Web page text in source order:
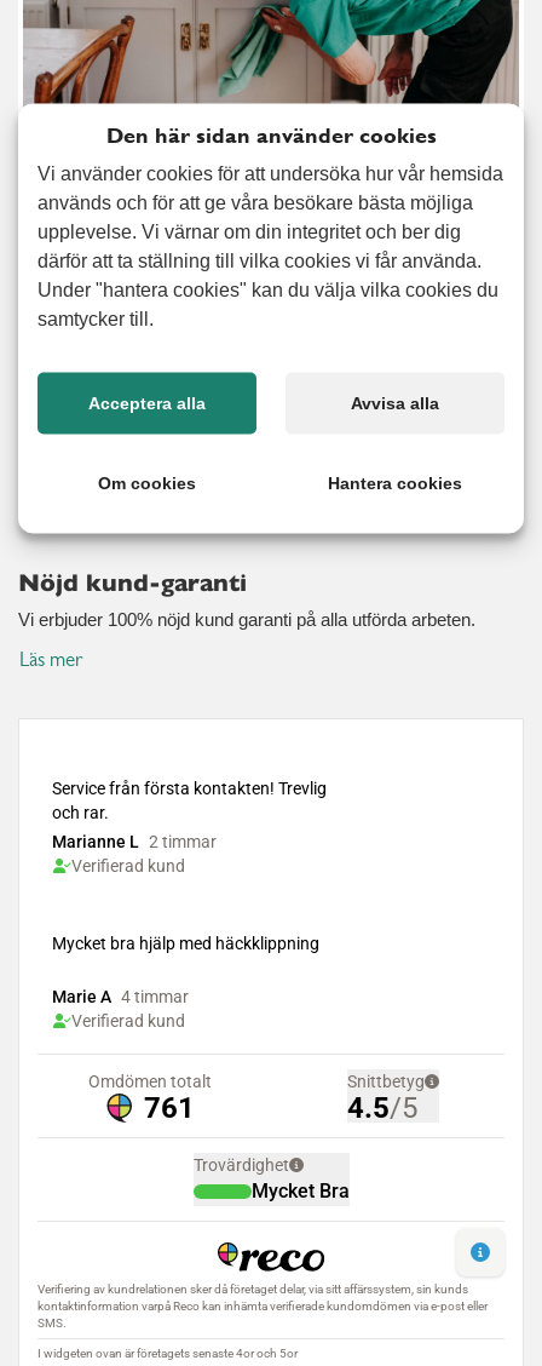
Nu är det dags att ta tag i allt det där som fått vänta under
en längre tid: storstädning, fönsterputsning och
hushållstjänster i allmänhet. Många byter boende och då
hjälper vi förstås till med flyttstädning. Med vår tjänst
att städa, handla och laga mat men också hjälp med att
stötta och ledsaga. Hemservice passar främst dig, eller en
anhörig, som inte längre har möjlighet att sköta
fram en lösning för just dina behov.
Nöjd kund-garanti
Vi erbjuder 100% nöjd kund garanti på alla utförda arbeten.
Läs mer
Den här sidan använder cookies
Vi använder cookies för att undersöka hur vår hemsida
används och för att ge våra besökare bästa möjliga
upplevelse. Vi värnar om din integritet och ber dig
därför att ta ställning till vilka cookies vi får använda.
Under "hantera cookies" kan du välja vilka cookies du
samtycker till.
Acceptera alla Avvisa alla
Om cookies Hantera cookies